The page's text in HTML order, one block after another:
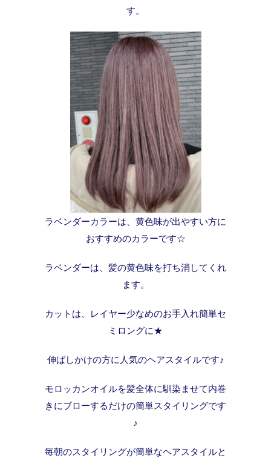
す。
ラベンダーカラーは、黄色味が出やすい方に
おすすめのカラーです☆
ラベンダーは、髪の黄色味を打ち消してくれ
ます。
カットは、レイヤー少なめのお手入れ簡単セ
ミロングに★
伸ばしかけの方に人気のヘアスタイルです♪
モロッカンオイルを髪全体に馴染ませて内巻
きにブローするだけの簡単スタイリングです
♪
毎朝のスタイリングが簡単なヘアスタイルと